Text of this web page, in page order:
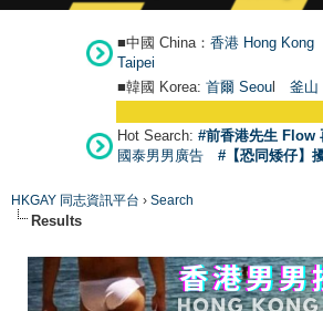
■中國 China： 香港 Hong Kong
Taipei
■韓國 Korea: 首爾 Seoul 釜山
Hot Search: #前香港先生 Flow
國泰男男廣告
#【恐同矮仔】
HKGAY 同志資訊平台 › Search
Results